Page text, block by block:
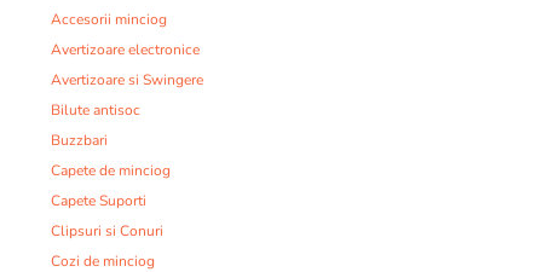
Accesorii minciog
Avertizoare electronice
Avertizoare si Swingere
Bilute antisoc
Buzzbari
Capete de minciog
Capete Suporti
Clipsuri si Conuri
Cozi de minciog